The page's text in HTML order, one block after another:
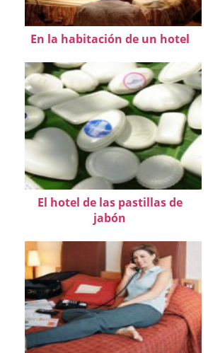
En la habitación de un hotel
El hotel de las pastillas de
jabón